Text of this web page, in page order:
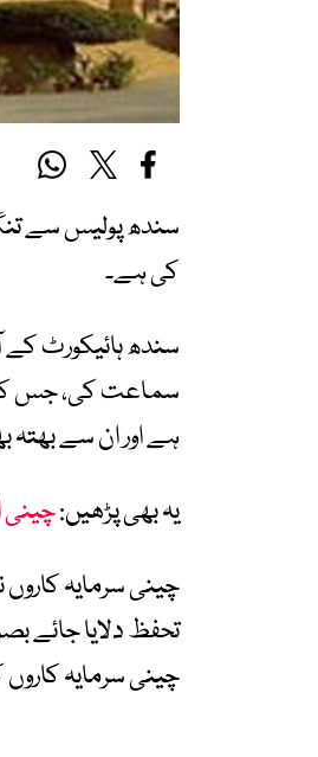
سندھ پولیس سے
کی ہے۔
سندھ ہائیکورٹ
سماعت کی، جس کے
ہے اور ان سے
یہ بھی پڑھیں:چینی
چینی سرمایہ
تحفظ دلایا جائے
چینی سرمایہ کاروں کی